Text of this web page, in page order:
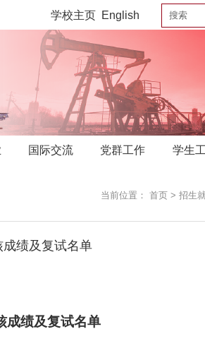
学校主页 English
国际交流 党群工作 学生
当前位置： 首页 > 招生
绩及复试名单
成绩及复试名单